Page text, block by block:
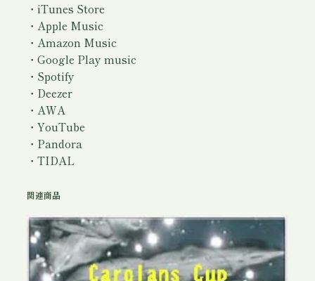
個・iTunes Store
・Apple Music
・Amazon Music
・Google Play music
・Spotify
・Deezer
・AWA
・YouTube
・Pandora
・TIDAL
関連商品